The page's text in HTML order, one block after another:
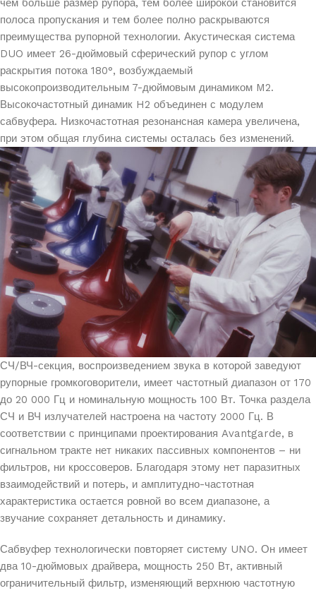
полоса пропускания и тем более полно раскрываются
преимущества рупорной технологии. Акустическая система
DUO имеет 26-дюймовый сферический рупор с углом
раскрытия потока 180°, возбуждаемый
высокопроизводительным 7-дюймовым динамиком M2.
Высокочастотный динамик H2 объединен с модулем
сабвуфера. Низкочастотная резонансная камера увеличена,
при этом общая глубина системы осталась без изменений.
СЧ/ВЧ-секция, воспроизведением звука в которой заведуют
рупорные громкоговорители, имеет частотный диапазон от 170
до 20 000 Гц и номинальную мощность 100 Вт. Точка раздела
СЧ и ВЧ излучателей настроена на частоту 2000 Гц. В
соответствии с принципами проектирования Avantgarde, в
сигнальном тракте нет никаких пассивных компонентов – ни
фильтров, ни кроссоверов. Благодаря этому нет паразитных
взаимодействий и потерь, и амплитудно-частотная
характеристика остается ровной во всем диапазоне, а
звучание сохраняет детальность и динамику.
Сабвуфер технологически повторяет систему UNO. Он имеет
два 10-дюймовых драйвера, мощность 250 Вт, активный
ограничительный фильтр, изменяющий верхнюю частотную